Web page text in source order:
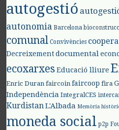
autogestió
autonomia Barcelona
comunal Convivències
Decreixement documental
ecoxarxes Educació lliure
Enric Duran faircoin faircoop fira
Independència IntegralCES
KurdistanL'Albada Memòria
moneda social p2p